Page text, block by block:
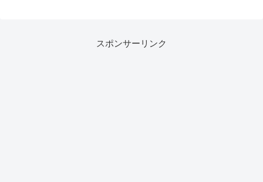
スポンサーリンク